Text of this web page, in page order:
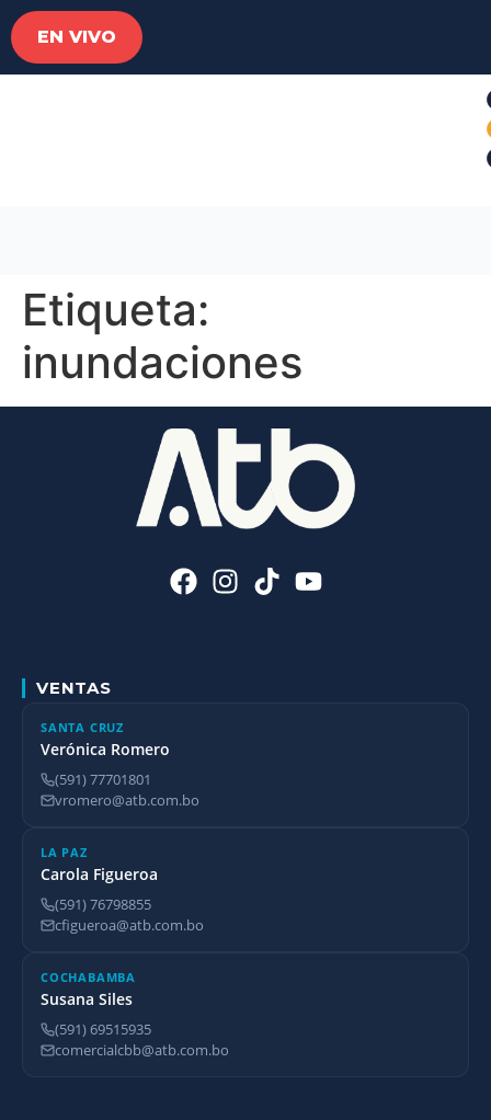
EN VIVO
Etiqueta:
inundaciones
VENTAS
SANTA CRUZ
Verónica Romero
(591) 77701801
vromero@atb.com.bo
LA PAZ
Carola Figueroa
(591) 76798855
cfigueroa@atb.com.bo
COCHABAMBA
Susana Siles
(591) 69515935
comercialcbb@atb.com.bo